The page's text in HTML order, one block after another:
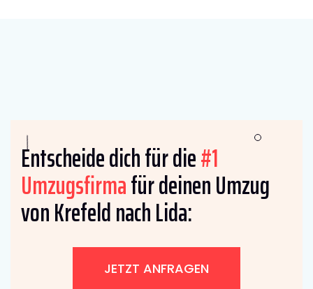
Entscheide dich für die#1
Umzugsfirmafür deinen Umzug
von Krefeld nach Lida:
JETZT ANFRAGEN